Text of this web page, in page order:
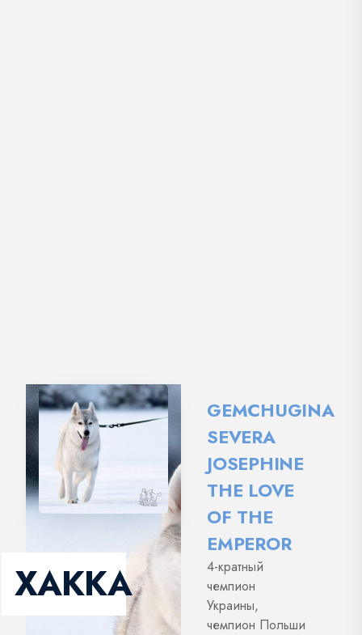
ХАККА
GEMCHUGINA
SEVERA
JOSEPHINE
THE LOVE
OF THE
EMPEROR
4-кратный
чемпион
Украины,
чемпион Польши